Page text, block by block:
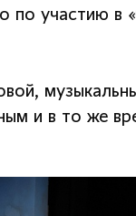
по участию в
и в то же